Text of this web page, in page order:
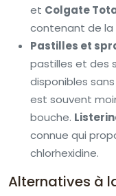
et Colgate
contenant de la
Pastilles et
pastilles et des
disponibles
est souvent
bouche.
connue qui
chlorhexidine.
Alternatives à